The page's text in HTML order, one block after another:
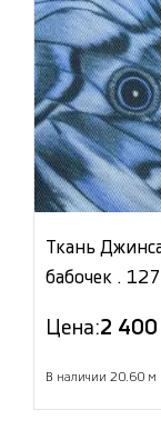
Ткань
бабочек .
Цена:2
В наличии 20.60 м